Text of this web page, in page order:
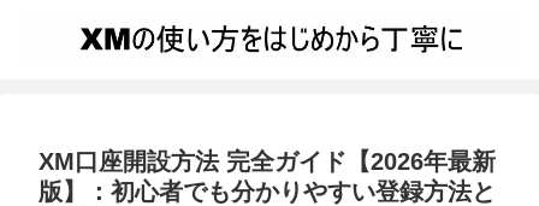
XM口座開設方法 完全ガイド【2026年最新
版】：初心者でも分かりやすい登録方法と